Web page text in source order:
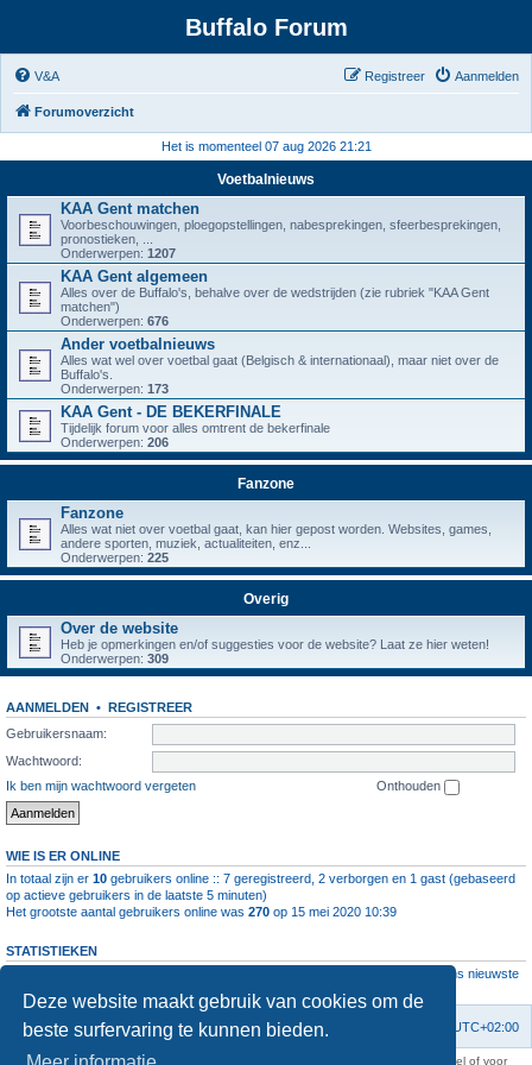
Deze website maakt gebruik van cookies om de
beste surfervaring te kunnen bieden.
Buffalo Forum
V&A Aanmelden
Registreer
Forumoverzicht
Het is momenteel 07 aug 2026 21:21
Voetbalnieuws
KAA Gent matchen
Voorbeschouwingen, ploegopstellingen, nabesprekingen, sfeerbesprekingen,
pronostieken, ...
Onderwerpen: 1207
KAA Gent algemeen
Alles over de Buffalo's, behalve over de wedstrijden (zie rubriek "KAA Gent
matchen")
Onderwerpen: 676
Ander voetbalnieuws
Alles wat wel over voetbal gaat (Belgisch & internationaal), maar niet over de
Buffalo's.
Onderwerpen: 173
KAA Gent - DE BEKERFINALE
Tijdelijk forum voor alles omtrent de bekerfinale
Onderwerpen: 206
Fanzone
Fanzone
Alles wat niet over voetbal gaat, kan hier gepost worden. Websites, games,
andere sporten, muziek, actualiteiten, enz...
Onderwerpen: 225
Overig
Over de website
Heb je opmerkingen en/of suggesties voor de website? Laat ze hier weten!
Onderwerpen: 309
AANMELDEN • REGISTREER
Gebruikersnaam:
Wachtwoord:
Ik ben mijn wachtwoord vergeten
Onthouden
WIE IS ER ONLINE
In totaal zijn er 10 gebruikers online :: 7 geregistreerd, 2 verborgen en 1 gast (gebaseerd
op actieve gebruikers in de laatste 5 minuten)
Het grootste aantal gebruikers online was 270 op 15 mei 2020 10:39
STATISTIEKEN
• Ons nieuwste
Forumoverzicht UTC+02:00
Verwijder cookies
Contact
KAA Gent kan nooit aansprakelijk worden gesteld voor om het even welk nadeel of voor